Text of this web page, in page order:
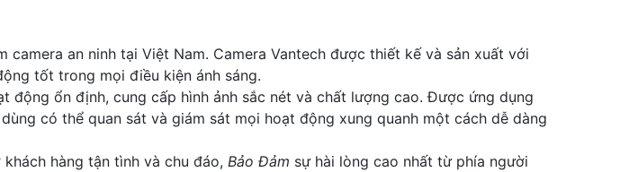
an ninh tại Việt Nam. Camera Vantech được thiết kế và sản xuất với
tốt trong mọi điều kiện ánh sáng.
động ổn định, cung cấp hình ảnh sắc nét và chất lượng cao. Được ứng dụng
có thể quan sát và giám sát mọi hoạt động xung quanh một cách dễ dàng
hàng tận tình và chu đáo, Bảo Đảm sự hài lòng cao nhất từ phía người